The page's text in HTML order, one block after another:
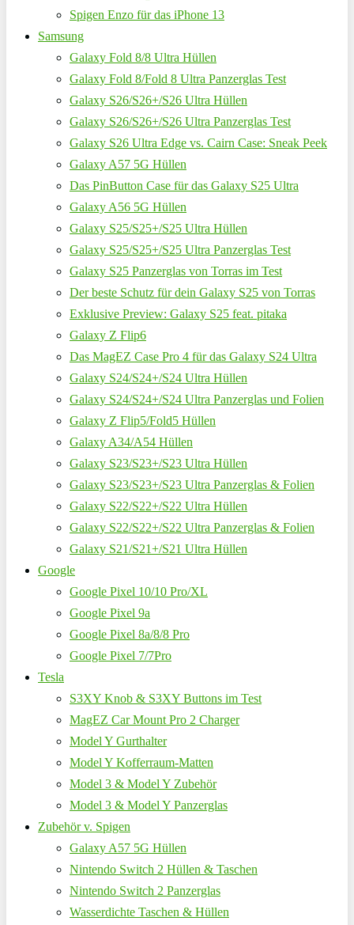
Spigen Enzo für das iPhone 13
Samsung
Galaxy Fold 8/8 Ultra Hüllen
Galaxy Fold 8/Fold 8 Ultra Panzerglas Test
Galaxy S26/S26+/S26 Ultra Hüllen
Galaxy S26/S26+/S26 Ultra Panzerglas Test
Galaxy S26 Ultra Edge vs. Cairn Case: Sneak Peek
Galaxy A57 5G Hüllen
Das PinButton Case für das Galaxy S25 Ultra
Galaxy A56 5G Hüllen
Galaxy S25/S25+/S25 Ultra Hüllen
Galaxy S25/S25+/S25 Ultra Panzerglas Test
Galaxy S25 Panzerglas von Torras im Test
Der beste Schutz für dein Galaxy S25 von Torras
Exklusive Preview: Galaxy S25 feat. pitaka
Galaxy Z Flip6
Das MagEZ Case Pro 4 für das Galaxy S24 Ultra
Galaxy S24/S24+/S24 Ultra Hüllen
Galaxy S24/S24+/S24 Ultra Panzerglas und Folien
Galaxy Z Flip5/Fold5 Hüllen
Galaxy A34/A54 Hüllen
Galaxy S23/S23+/S23 Ultra Hüllen
Galaxy S23/S23+/S23 Ultra Panzerglas & Folien
Galaxy S22/S22+/S22 Ultra Hüllen
Galaxy S22/S22+/S22 Ultra Panzerglas & Folien
Galaxy S21/S21+/S21 Ultra Hüllen
Google
Google Pixel 10/10 Pro/XL
Google Pixel 9a
Google Pixel 8a/8/8 Pro
Google Pixel 7/7Pro
Tesla
S3XY Knob & S3XY Buttons im Test
MagEZ Car Mount Pro 2 Charger
Model Y Gurthalter
Model Y Kofferraum-Matten
Model 3 & Model Y Zubehör
Model 3 & Model Y Panzerglas
Zubehör v. Spigen
Galaxy A57 5G Hüllen
Nintendo Switch 2 Hüllen & Taschen
Nintendo Switch 2 Panzerglas
Wasserdichte Taschen & Hüllen